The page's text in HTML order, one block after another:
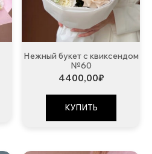
Нежный букет с квиксендом
№60
4400,00₽
КУПИТЬ